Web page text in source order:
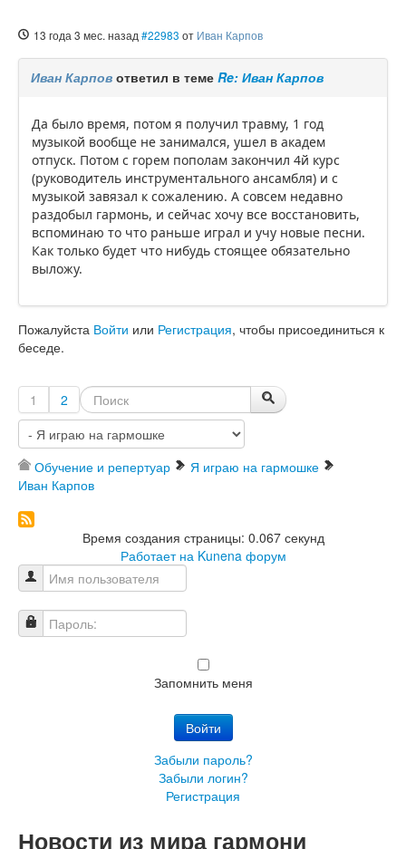
13 года 3 мес. назад #22983 от Иван Карпов
Иван Карпов ответил в теме Re: Иван Карпов
Да было время, потом я получил травму, 1 год
музыкой вообще не занимался, ушел в академ
отпуск. Потом с горем пополам закончил 4й курс
(руководитель инструментального ансамбля) и с
музыкой завязал к сожалению. А совсем недавно
раздобыл гармонь, и сейчас хочу все восстановить,
вспоминаю то что раньше играл и учу новые песни.
Как только будет что нибудь стоящее обязательно
выложу.
Пожалуйста Войти или Регистрация, чтобы присоединиться к
беседе.
1 2
Обучение и репертуар
Я играю на гармошке
Иван Карпов
Время создания страницы: 0.067 секунд
Работает на Kunena форум
Имя пользователя
Пароль:
Запомнить меня
Войти
Забыли пароль?
Забыли логин?
Регистрация
Новости из мира гармони